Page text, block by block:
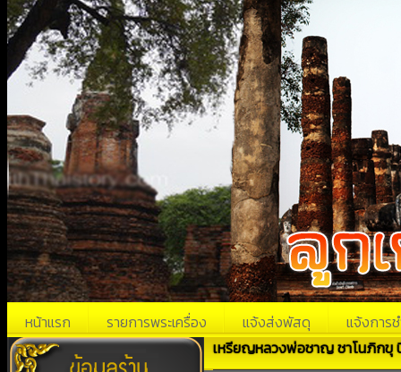
หน้าแรก รายการพระเครื่อง แจ้งส่งพัสดุ แจ้งการช
เหรียญหลวงพ่อชาญ ชาโนภิกขุ